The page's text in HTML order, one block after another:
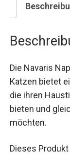
Die Navaris
Katzen bietet
die ihren
bieten und
möchten.
Dieses